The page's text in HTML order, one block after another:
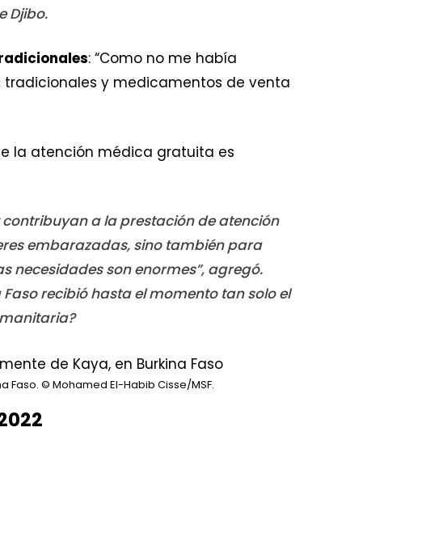
Djibo.
: “Como no me había
y medicamentos de venta
la atención médica gratuita es
a la prestación de atención
embarazadas, sino también para
necesidades son enormes”, agregó.
recibió hasta el momento tan solo el
Faso. © Mohamed El-Habib Cisse/MSF.